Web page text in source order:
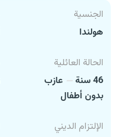
الجنسية
هولندا
الحالة العائلية
46 سنة
عازب
بدون أطفال
الإلتزام الديني